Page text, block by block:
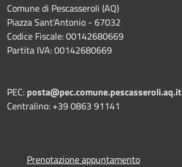
Comune di Pescasseroli (AQ)
Piazza Sant'Antonio - 67032
Codice Fiscale: 00142680669
Partita IVA: 00142680669
PEC: posta@pec.comune.pescasseroli.aq.it
Centralino: +39 0863 91141
Prenotazione appuntamento